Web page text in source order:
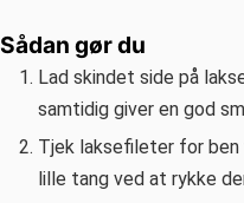
Sådan gør du
Lad skindet side på
samtidig giver en god
Tjek laksefileter for ben
lille tang ved at rykke